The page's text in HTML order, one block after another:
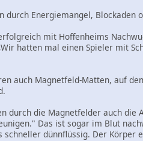
durch Energiemangel, Blockaden
mit Hoffenheims
hatten mal einen Spieler mit
auch Magnetfeld-Matten, auf
durch die Magnetfelder auch die
Das ist sogar im Blut
dünnflüssig. Der Körper